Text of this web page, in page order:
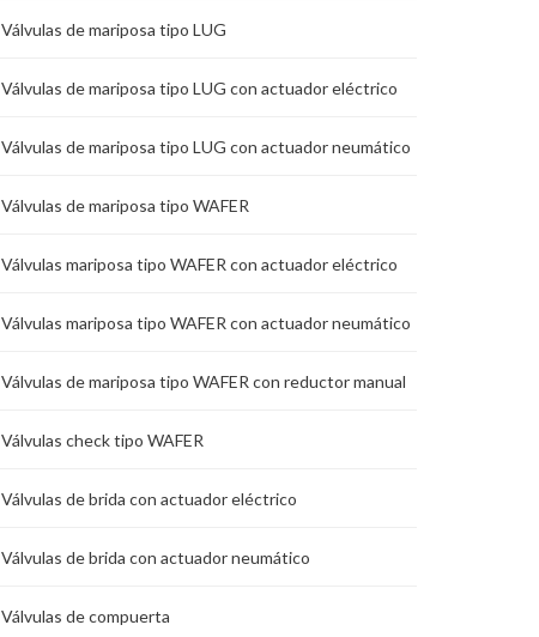
Válvulas de mariposa tipo LUG
Válvulas de mariposa tipo LUG con actuador eléctrico
Válvulas de mariposa tipo LUG con actuador neumático
Válvulas de mariposa tipo WAFER
Válvulas mariposa tipo WAFER con actuador eléctrico
Válvulas mariposa tipo WAFER con actuador neumático
Válvulas de mariposa tipo WAFER con reductor manual
Válvulas check tipo WAFER
Válvulas de brida con actuador eléctrico
Válvulas de brida con actuador neumático
Válvulas de compuerta